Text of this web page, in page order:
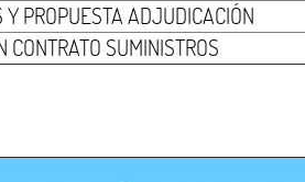
PROPUESTA ADJUDICACIÓN
SUMINISTROS